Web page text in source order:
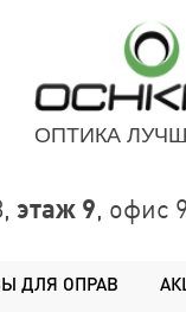
ОПТИКА
этаж 9, офис
ДЛЯ ОПРАВ